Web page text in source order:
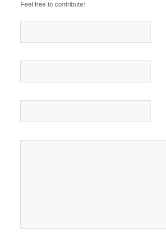
Feel free to contribute!